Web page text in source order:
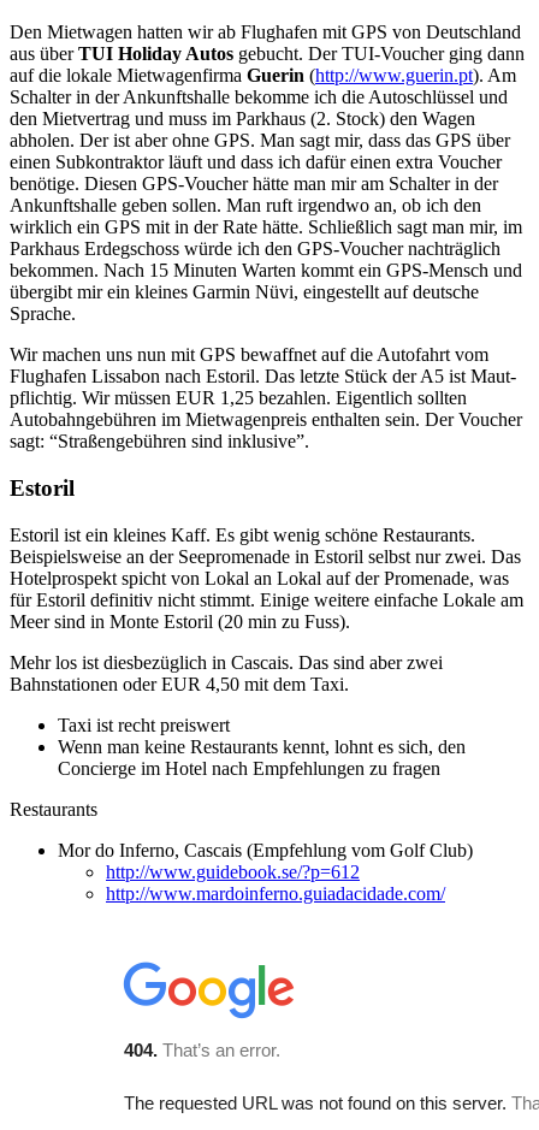
Den Mietwagen hatten wir ab Flughafen mit GPS von Deutschland
aus überTUI Holiday Autos gebucht. Der TUI-Voucher ging dann
auf die lokale Mietwagenfirma Guerin (http://www.guerin.pt). Am
Schalter in der Ankunftshalle bekomme ich die Autoschlüssel und
den Mietvertrag und muss im Parkhaus (2. Stock) den Wagen
abholen. Der ist aber ohne GPS. Man sagt mir, dass das GPS über
einen Subkontraktor läuft und dass ich dafür einen extra Voucher
benötige. Diesen GPS-Voucher hätte man mir am Schalter in der
Ankunftshalle geben sollen. Man ruft irgendwo an, ob ich den
wirklich ein GPS mit in der Rate hätte. Schließlich sagt man mir, im
Parkhaus Erdegschoss würde ich den GPS-Voucher nachträglich
bekommen. Nach 15 Minuten Warten kommt ein GPS-Mensch und
übergibt mir ein kleines Garmin Nüvi, eingestellt auf deutsche
Sprache.
Wir machen uns nun mit GPS bewaffnet auf die Autofahrt vom
Flughafen Lissabon nach Estoril. Das letzte Stück der A5 ist Maut-
pflichtig. Wir müssen EUR 1,25 bezahlen. Eigentlich sollten
Autobahngebühren im Mietwagenpreis enthalten sein. Der Voucher
sagt: “Straßengebühren sind inklusive”.
Estoril
Estoril ist ein kleines Kaff. Es gibt wenig schöne Restaurants.
Beispielsweise an der Seepromenade in Estoril selbst nur zwei. Das
Hotelprospekt spicht von Lokal an Lokal auf der Promenade, was
für Estoril definitiv nicht stimmt. Einige weitere einfache Lokale am
Meer sind in Monte Estoril (20 min zu Fuss).
Mehr los ist diesbezüglich in Cascais. Das sind aber zwei
Bahnstationen oder EUR 4,50 mit dem Taxi.
Taxi ist recht preiswert
Wenn man keine Restaurants kennt, lohnt es sich, den
Concierge im Hotel nach Empfehlungen zu fragen
Restaurants
Mor do Inferno, Cascais (Empfehlung vom Golf Club)
http://www.guidebook.se/?p=612
http://www.mardoinferno.guiadacidade.com/